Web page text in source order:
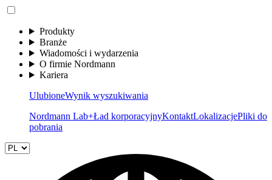
Produkty
Branże
Wiadomości i wydarzenia
O firmie Nordmann
Kariera
UlubioneWynik wyszukiwania
Nordmann Lab+Ład korporacyjnyKontaktLokalizacjePliki do
pobrania